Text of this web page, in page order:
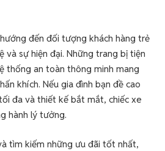
đến đối tượng khách hàng trẻ
và sự hiện đại. Những trang bị tiện
thống an toàn thông minh mang
khích. Nếu gia đình bạn đề cao
đa và thiết kế bắt mắt, chiếc xe
hành lý tưởng.
tìm kiếm những ưu đãi tốt nhất,